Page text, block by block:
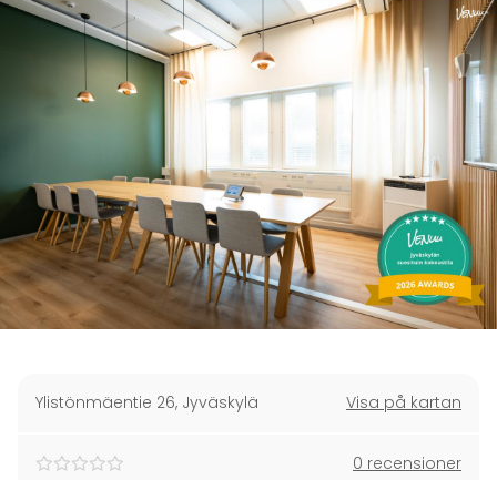
Ylistönmäentie 26, Jyväskylä Visa på kartan
0 recensioner